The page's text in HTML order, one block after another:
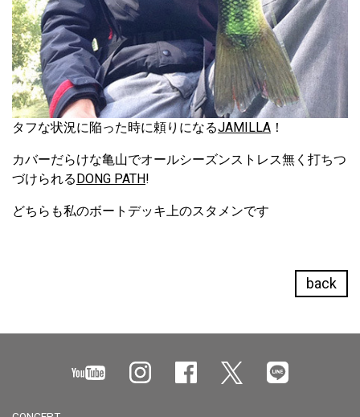
タフな状況に陥った時に頼りになるJAMILLA ！
カバーだらけな亀山でオールシーズンストレス無く打ちつ
づけられるDONG PATH!
どちらも私のボートデッキ上のスタメンです
back